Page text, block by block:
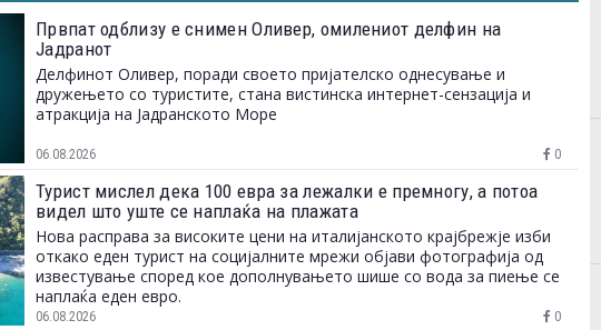
Првпат одблизу е снимен Оливер, омилениот делфин на
Јадранот
Делфинот Оливер, поради своето пријателско однесување и
дружењето со туристите, стана вистинска интернет-сензација и
атракција на Јадранското Море
06.08.2026 0
Турист мислел дека 100 евра за лежалки е премногу, а потоа
видел што уште се наплаќа на плажата
Нова расправа за високите цени на италијанското крајбрежје изби
откако еден турист на социјалните мрежи објави фотографија од
известување според кое дополнувањето шише со вода за пиење се
наплаќа еден евро.
06.08.2026 0